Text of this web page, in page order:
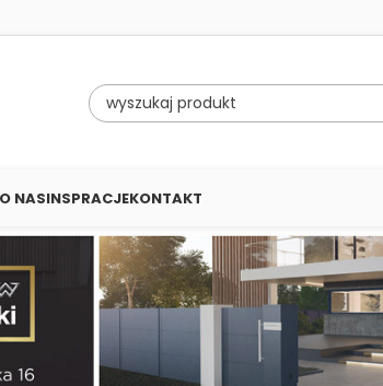
O NASINSPRACJEKONTAKT